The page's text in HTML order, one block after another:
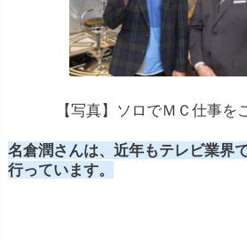
【写真】ソロでＭＣ仕事を
名倉潤さんは、近年もテレビ業界
行っています。